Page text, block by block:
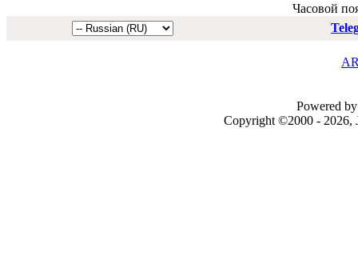
Часовой
Powered
Copyright ©2000 - 2026,